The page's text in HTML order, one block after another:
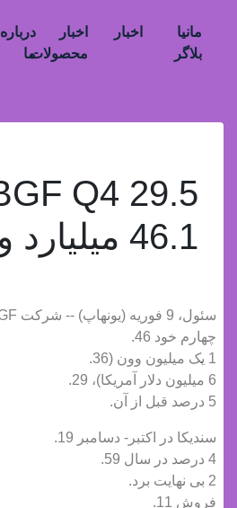
مانیا
بلاگر
اخبار
اخبار
محصولات
درباره
ما
46.1 میلیارد وون
چهارم خود 46.
1 یک میلیون وون (36.
6 میلیون دلار آمریکا)، 29.
5 درصد قبل از آن.
سندیکا در اکتبر- دسامبر 19.
4 درصد در سال 59.
2 بی نهایت برد.
فروش 11.